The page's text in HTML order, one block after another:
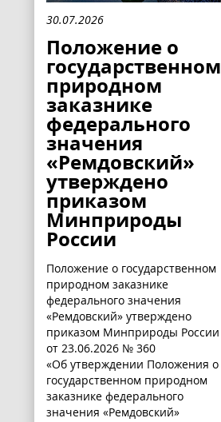
30.07.2026
Положение о
государственном
природном
заказнике
федерального
значения
«Ремдовский»
утверждено
приказом
Минприроды
России
Положение о государственном
природном заказнике
федерального значения
«Ремдовский» утверждено
приказом Минприроды России
от 23.06.2026 № 360
«Об утверждении Положения о
государственном природном
заказнике федерального
значения «Ремдовский»